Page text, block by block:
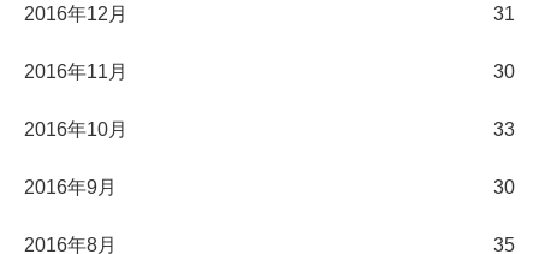
2016年12月 31
2016年11月 30
2016年10月 33
2016年9月 30
2016年8月 35